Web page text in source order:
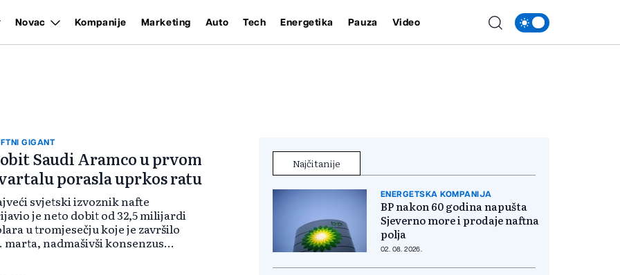
Novac Kompanije Marketing Auto Tech Energetika Pauza Video
GIGANT
Saudi Aramco u prvom
porasla uprkos ratu
svjetski izvoznik nafte
je neto dobit od 32,5 milijardi
u tromjesečju koje je završilo
marta, nadmašivši konsenzus
Najčitanije
ENERGETSKA KOMPANIJA
BP nakon 60 godina napušta
Sjeverno more i prodaje naftna
polja
02. 08. 2026.